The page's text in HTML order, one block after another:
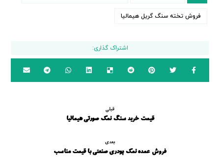
فروش تخته سنگ گریل هیمالیا
قبلی
قیمت خرید سنگ نمک صورتی هیمالیا
بعدی
فروش عمده نمک پودری صنعتی با قیمت مناسب